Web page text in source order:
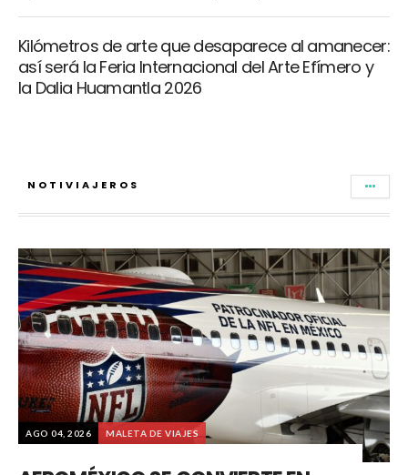
Kilómetros de arte que desaparece al amanecer:
así será la Feria Internacional del Arte Efímero y
la Dalia Huamantla 2026
NOTIVIAJEROS
AGO 04, 2026 MALETA DE VIAJES